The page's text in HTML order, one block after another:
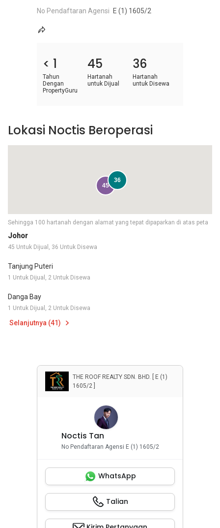
No Pendaftaran Agensi E (1) 1605/2
< 1
Tahun
Dengan
PropertyGuru
45
Hartanah
untuk Dijual
36
Hartanah
untuk Disewa
Johor
45 Untuk Dijual, 36 Untuk Disewa
Tanjung Puteri
1 Untuk Dijual, 2 Untuk Disewa
Danga Bay
1 Untuk Dijual, 2 Untuk Disewa
Selanjutnya (41)
Sehingga 100 hartanah dengan alamat yang tepat dipaparkan di atas peta
45
36
Lokasi Noctis Beroperasi
THE ROOF REALTY SDN. BHD. [ E (1)
1605/2 ]
Noctis Tan
No Pendaftaran Agensi E (1) 1605/2
WhatsApp
Talian